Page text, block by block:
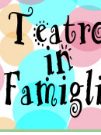
Teatro in famiglia
Famiglia è una rassegna di
condividere e godere del teatro
famiglia.
Continua